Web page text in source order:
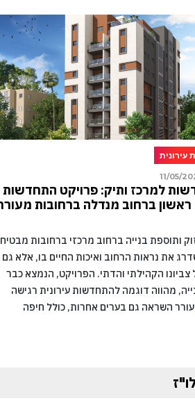
עירונית
11/05/
למרכז ותיק: פרויקט התחדשות
ראשון ברחוב מנדלה ברחובות
ותוספת בנייה ברחוב מרכזי ברחובות
את נראות הרחוב ואיכות החיים בו, אלא גם
הקהילתי והדתי. הפרויקט, הנמצא כבר
מהווה דוגמה להתחדשות עירונית רגישה
השראה גם בערים אחרות, כולל חיפה